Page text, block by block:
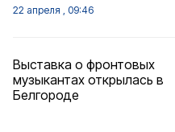
22 апреля , 09:46
Выставка о фронтовых
музыкантах открылась в
Белгороде